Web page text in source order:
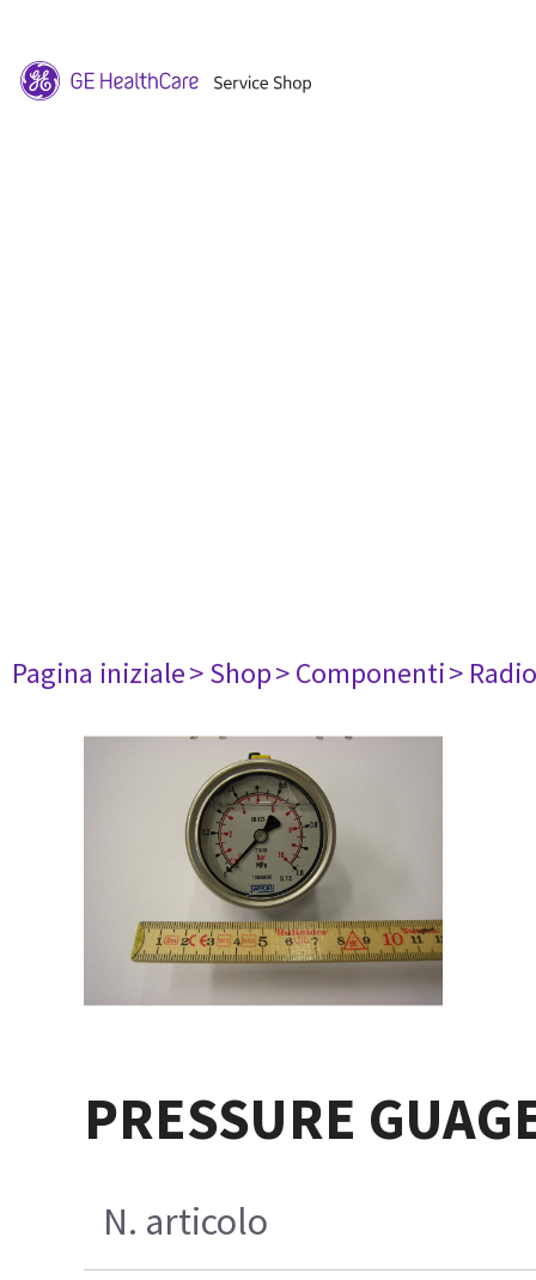
Pagina iniziale> Shop> Componenti>
PRESSURE
N. articolo